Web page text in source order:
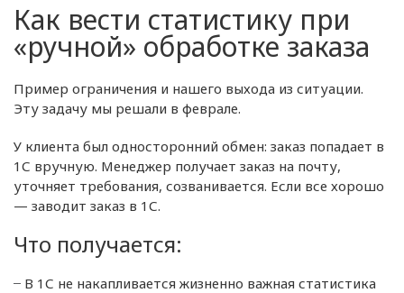
Как вести статистику при
«ручной» обработке заказа
Пример ограничения и нашего выхода из ситуации.
Эту задачу мы решали в феврале.
У клиента был односторонний обмен: заказ попадает в
1С вручную. Менеджер получает заказ на почту,
уточняет требования, созванивается. Если все хорошо
— заводит заказ в 1С.
Что получается:
В 1С не накапливается жизненно важная статистика